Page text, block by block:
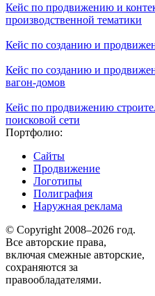
Кейс по продвижению и
производственной тематики
Кейс по созданию и
Кейс по созданию и
вагон-домов
Кейс по продвижению
поисковой сети
Портфолио:
Сайты
Продвижение
Логотипы
Полиграфия
Наружная реклама
© Copyright 2008–2026 год.
Все авторские права,
включая смежные авторские,
сохраняются за
правообладателями.